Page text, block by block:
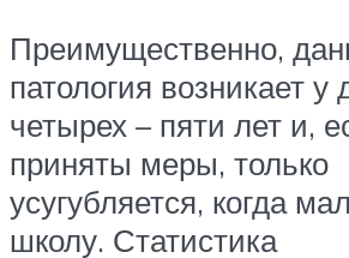
Преимущественно,
патология возникает у
четырех – пяти лет и,
приняты меры, только
усугубляется, когда
школу. Статистика